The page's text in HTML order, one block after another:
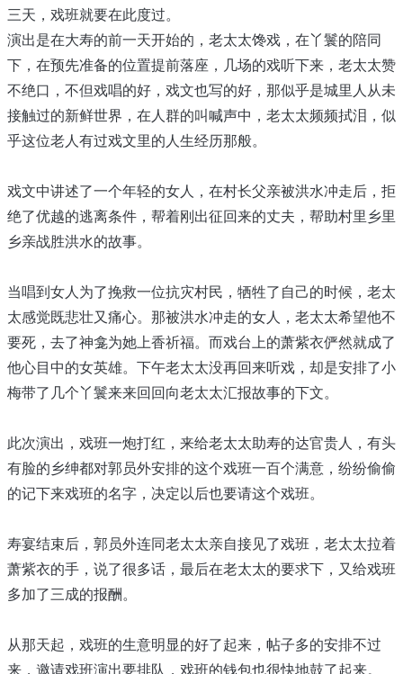
三天，戏班就要在此度过。
演出是在大寿的前一天开始的，老太太馋戏，在丫鬟的陪同
下，在预先准备的位置提前落座，几场的戏听下来，老太太赞
不绝口，不但戏唱的好，戏文也写的好，那似乎是城里人从未
接触过的新鲜世界，在人群的叫喊声中，老太太频频拭泪，似
乎这位老人有过戏文里的人生经历那般。
戏文中讲述了一个年轻的女人，在村长父亲被洪水冲走后，拒
绝了优越的逃离条件，帮着刚出征回来的丈夫，帮助村里乡里
乡亲战胜洪水的故事。
当唱到女人为了挽救一位抗灾村民，牺牲了自己的时候，老太
太感觉既悲壮又痛心。那被洪水冲走的女人，老太太希望他不
要死，去了神龛为她上香祈福。而戏台上的萧紫衣俨然就成了
他心目中的女英雄。下午老太太没再回来听戏，却是安排了小
梅带了几个丫鬟来来回回向老太太汇报故事的下文。
此次演出，戏班一炮打红，来给老太太助寿的达官贵人，有头
有脸的乡绅都对郭员外安排的这个戏班一百个满意，纷纷偷偷
的记下来戏班的名字，决定以后也要请这个戏班。
寿宴结束后，郭员外连同老太太亲自接见了戏班，老太太拉着
萧紫衣的手，说了很多话，最后在老太太的要求下，又给戏班
多加了三成的报酬。
从那天起，戏班的生意明显的好了起来，帖子多的安排不过
来，邀请戏班演出要排队，戏班的钱包也很快地鼓了起来。